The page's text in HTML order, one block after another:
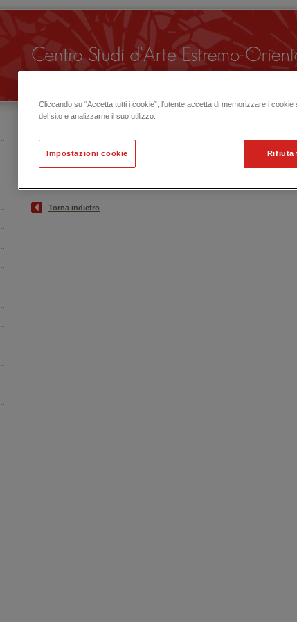
INIZIATIVE ORGANIZZATE IN PASSATO
Torna indietro
Cliccando su “Accetta tutti i cookie”, l'utente accetta di memorizzare i
del sito e analizzarne il suo utilizzo.
Impostazioni cookie